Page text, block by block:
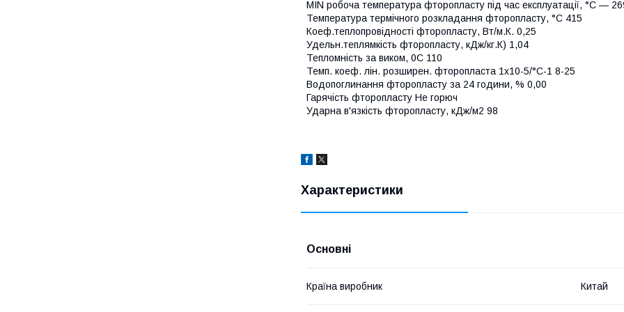
MIN робоча температура фторопласту під час експлуатації, °C —
Температура термічного розкладання фторопласту, °C 415
Коеф.теплопровідності фторопласту, Вт/м.К. 0,25
Удельн.теплямкість фторопласту, кДж/кг.К) 1,04
Тепломність за виком, 0С 110
Темп. коеф. лін. розширен. фторопласта 1х10-5/°С-1 8-25
Водопоглинання фторопласту за 24 години, % 0,00
Гарячість фторопласту Не горюч
Ударна в'язкість фторопласту, кДж/м2 98
Характеристики
Основні
Країна виробник Китай